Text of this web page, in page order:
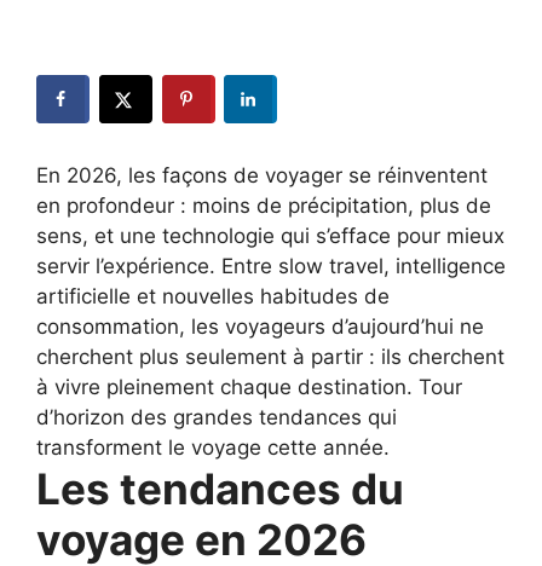
En 2026, les façons de voyager se réinventent
en profondeur : moins de précipitation, plus de
sens, et une technologie qui s’efface pour mieux
servir l’expérience. Entre slow travel, intelligence
artificielle et nouvelles habitudes de
consommation, les voyageurs d’aujourd’hui ne
cherchent plus seulement à partir : ils cherchent
à vivre pleinement chaque destination. Tour
d’horizon des grandes tendances qui
transforment le voyage cette année.
Les tendances du
voyage en 2026